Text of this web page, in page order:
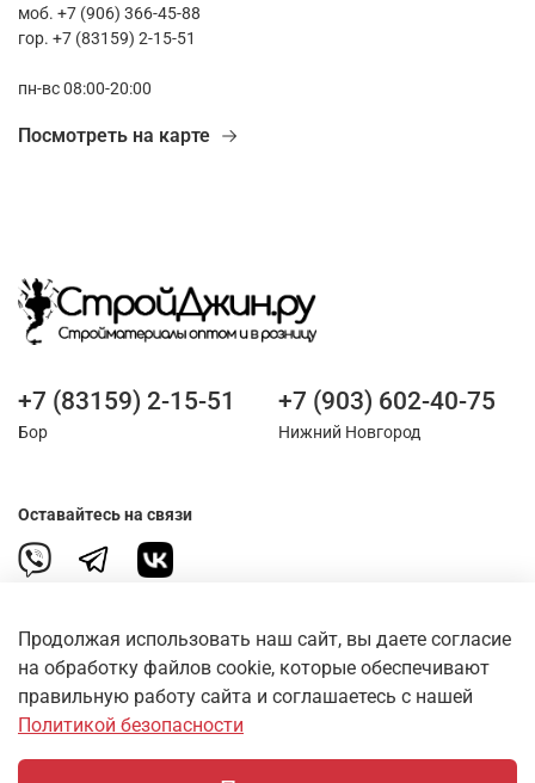
моб. +7 (906) 366-45-88
гор. +7 (83159) 2-15-51
пн-вс 08:00-20:00
Посмотреть на карте
О магазине
+7 (83159) 2-15-51
Бор
+7 (903) 602-40-75
Нижний Новгород
Оставайтесь на связи
Продолжая использовать наш сайт, вы даете согласие
на обработку файлов cookie, которые обеспечивают
правильную работу сайта и соглашаетесь с нашей
Политикой безопасности